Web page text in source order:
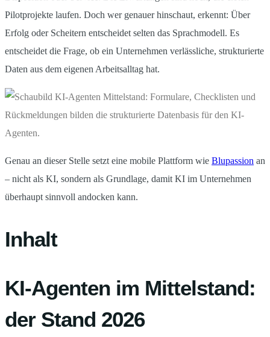
Pilotprojekte laufen. Doch wer genauer hinschaut, erkennt: Über
Erfolg oder Scheitern entscheidet selten das Sprachmodell. Es
entscheidet die Frage, ob ein Unternehmen verlässliche, strukturierte
Daten aus dem eigenen Arbeitsalltag hat.
Genau an dieser Stelle setzt eine mobile Plattform wie Blupassion an
– nicht als KI, sondern als Grundlage, damit KI im Unternehmen
überhaupt sinnvoll andocken kann.
Inhalt
KI-Agenten im Mittelstand:
der Stand 2026